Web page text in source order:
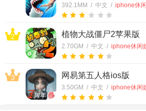
392.1MM / 中文 / iphone休
2 植物大战僵尸2苹果版
2.70GM / 中文 / iphone休闲
3 网易第五人格ios版
3.50GM / 中文 / iphone休闲